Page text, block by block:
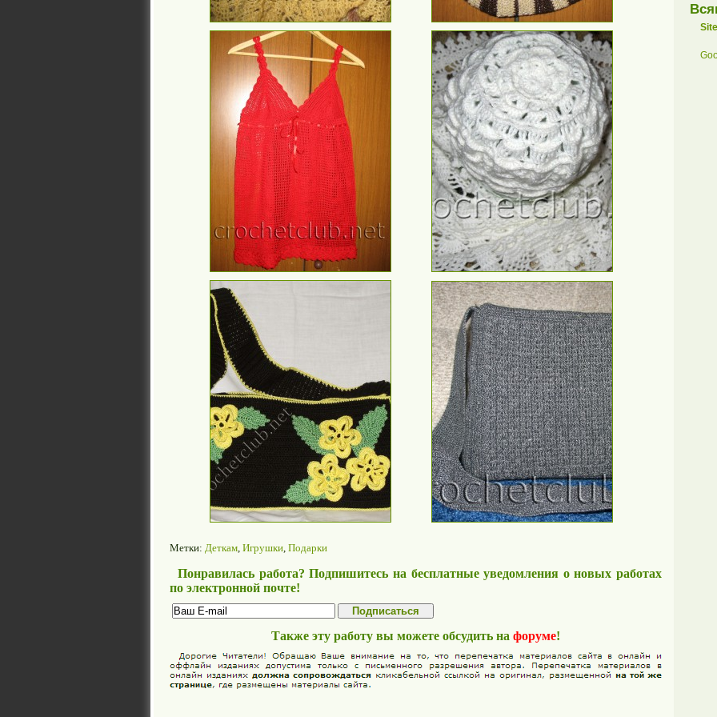
Метки: Деткам Игрушки Подарки
Понравилась работа? Подпишитесь на бесплатные уведомления о новых работах
по электронной почте!
Также эту работу вы можете обсудить на форуме!